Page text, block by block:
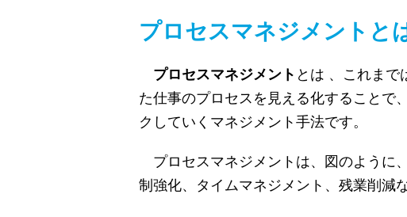
プロセスマネジメントと
プロセスマネジメント とは 、これまで
た仕事のプロセスを見える化することで
クしていくマネジメント手法です。
プロセスマネジメントは、図のように
制強化、タイムマネジメント、残業削減